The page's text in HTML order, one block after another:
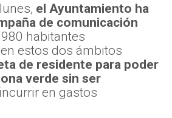
el Ayuntamiento ha
de comunicación
habitantes
estos dos ámbitos
de residente para poder
verde sin ser
en gastos